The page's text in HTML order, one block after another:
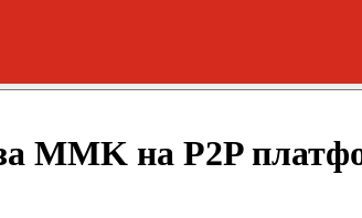
MMK на P2P